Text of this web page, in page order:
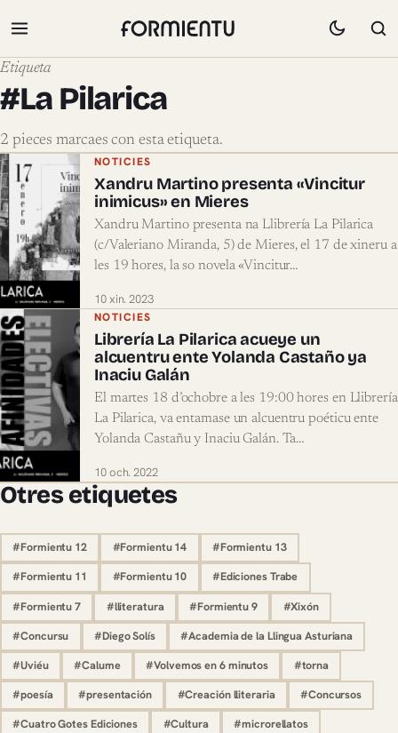
Etiqueta
#La Pilarica
2 pieces marcaes con esta etiqueta.
Pieces marcaes con #La Pilarica
NOTICIES
Xandru Martino presenta «Vincitur
inimicus» en Mieres
Xandru Martino presenta na Llibrería La Pilarica
(c/Valeriano Miranda, 5) de Mieres, el 17 de xineru a
les 19 hores, la so novela «Vincitur…
10 xin. 2023
NOTICIES
Librería La Pilarica acueye un
alcuentru ente Yolanda Castaño ya
Inaciu Galán
El martes 18 d’ochobre a les 19:00 hores en Llibrería
La Pilarica, va entamase un alcuentru poéticu ente
Yolanda Castañu y Inaciu Galán. Ta…
10 och. 2022
Otres etiquetes
#Formientu 12 #Formientu 14 #Formientu 13
#Formientu 11 #Formientu 10 #Ediciones Trabe
#Formientu 7 #lliteratura #Formientu 9 #Xixón
#Concursu #Diego Solís #Academia de la Llingua Asturiana
#Uviéu #Calume #Volvemos en 6 minutos #torna
#poesía #presentación #Creación lliteraria #Concursos
#Cuatro Gotes Ediciones #Cultura #microrellatos